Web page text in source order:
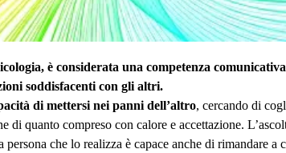
è considerata una competenza
soddisfacenti con gli altri.
di mettersi nei panni dell’altro, cercando di
di quanto compreso con calore e accettazione.
che lo realizza è capace anche di rimandare a